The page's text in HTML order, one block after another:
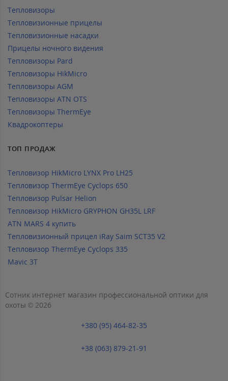
Тепловизоры
Тепловизионные прицелы
Тепловизионные насадки
Прицелы ночного видения
Тепловизоры Pard
Тепловизоры HikMicro
Тепловизоры AGM
Тепловизоры ATN OTS
Тепловизоры ThermEye
Квадрокоптеры
ТОП ПРОДАЖ
Тепловизор HikMicro LYNX Pro LH25
Тепловизор ThermEye Cyclops 650
Тепловизор Pulsar Helion
Тепловизор HikMicro GRYPHON GH35L LRF
ATN MARS 4 купить
Тепловизионный прицел iRay Saim SCT35 V2
Тепловизор ThermEye Cyclops 335
Mavic 3T
Сотник интернет магазин профессиональной оптики для
охоты © 2026
+380 (95) 464-82-35
+38 (063) 879-21-91